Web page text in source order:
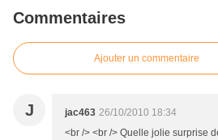
Commentaires
Ajouter un commentaire
J jac463 26/10/2010 18:34
<br /> <br /> Quelle jolie surprise